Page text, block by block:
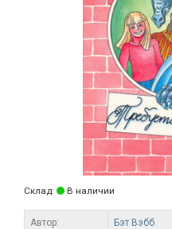
Склад: В наличии
Автор: Бэт Вэбб